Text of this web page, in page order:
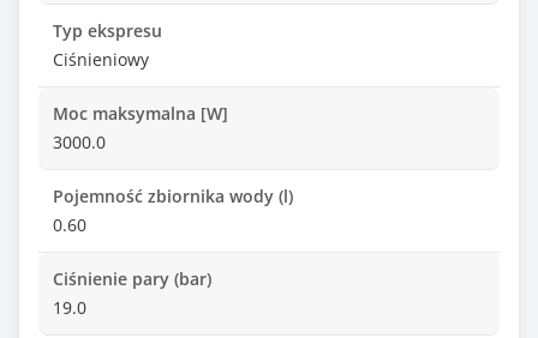
Typ ekspresu
Ciśnieniowy
Moc maksymalna [W]
3000.0
Pojemność zbiornika wody (l)
0.60
Ciśnienie pary (bar)
19.0